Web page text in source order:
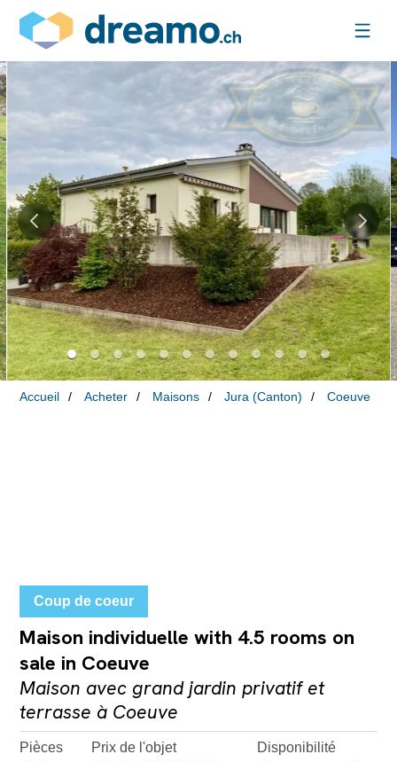
Accueil Acheter Maisons Jura (Canton) Coeuve
Coup de coeur
Maison individuelle with 4.5 rooms on
sale in Coeuve
Maison avec grand jardin privatif et
terrasse à Coeuve
Pièces Prix de l'objet Disponibilité